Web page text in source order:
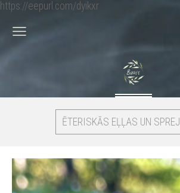
https://eepurl.com/dyikxr
ĒTERISKĀS EĻĻAS UN SPREJI